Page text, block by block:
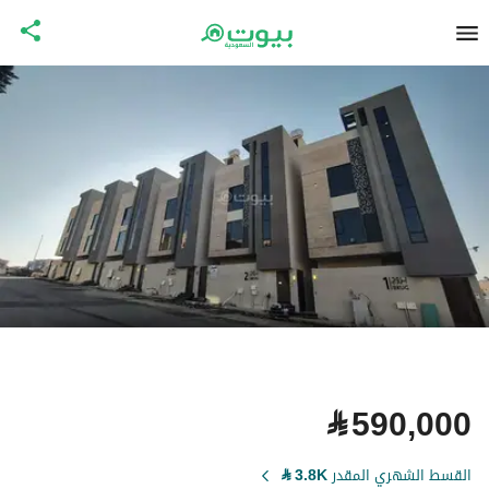
⃁590,000
القسط الشهري المقدر3.8K
⃁